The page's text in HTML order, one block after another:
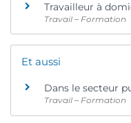
Travailleur à
Travail – Formation
Et aussi
Dans le secteur
Travail – Formation